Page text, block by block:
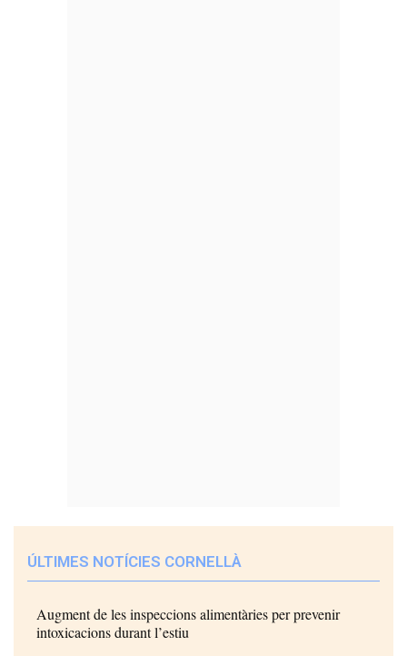
ÚLTIMES NOTÍCIES CORNELLÀ
Augment de les inspeccions alimentàries per prevenir
intoxicacions durant l’estiu